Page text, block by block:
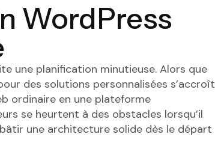
WordPress
une planification minutieuse. Alors que
des solutions personnalisées s’accroît
ordinaire en une plateforme
se heurtent à des obstacles lorsqu’il
une architecture solide dès le départ